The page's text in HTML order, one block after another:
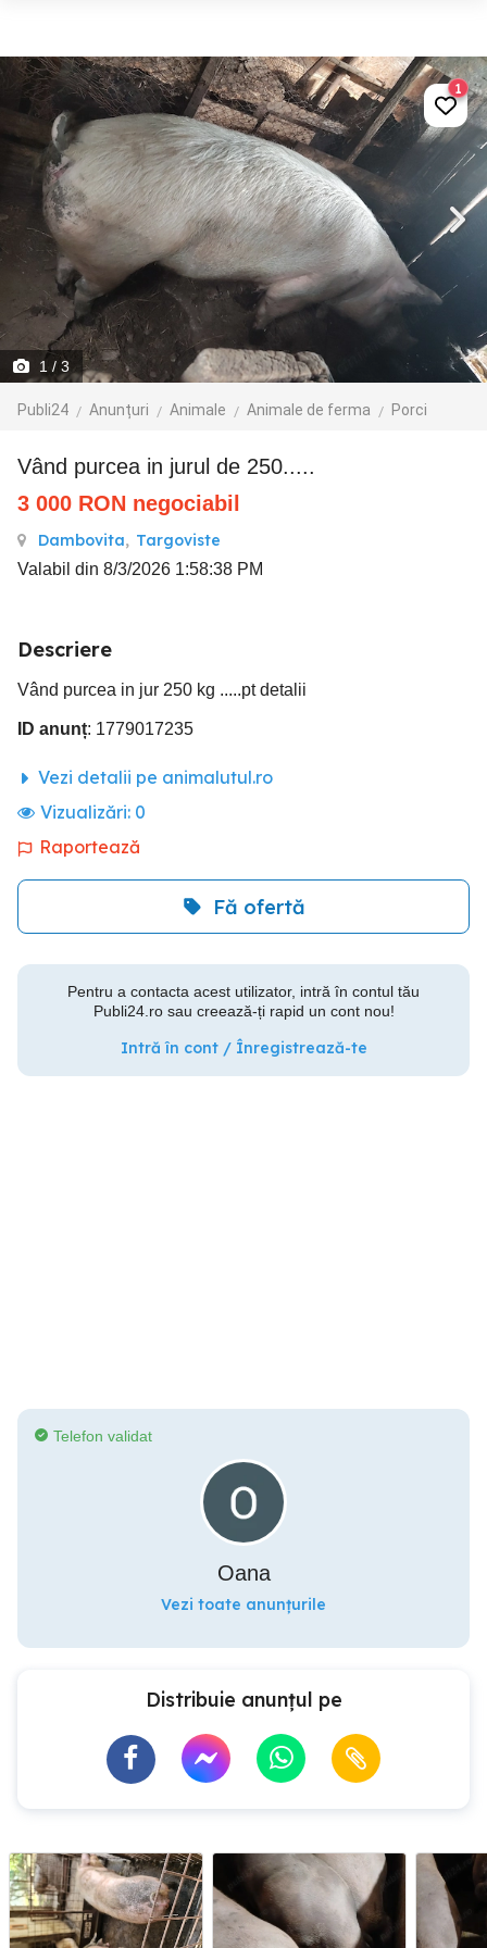
1 / 3
Publi24 Anunțuri Animale Animale de ferma Porci
1
Vând purcea in jurul de 250.....
3 000 RON negociabil
Dambovita, Targoviste
Valabil din 8/3/2026 1:58:38 PM
Descriere
Vând purcea in jur 250 kg .....pt detalii
ID anunț: 1779017235
Vezi detalii pe animalutul.ro
Vizualizări: 0
Raportează
Fă ofertă
Pentru a contacta acest utilizator, intră în contul tău
Publi24.ro sau creează-ți rapid un cont nou!
Intră în cont / Înregistrează-te
Telefon validat
Oana
Vezi toate anunțurile
Distribuie anunțul pe